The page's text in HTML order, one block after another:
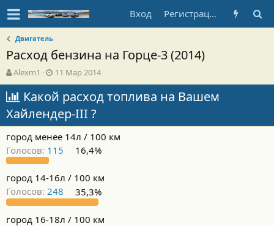
Вход Регистрация
Двигатель
Расход бензина на Горце-3 (2014)
А
в
т
о
р
т
е
м
ы
Alexm1
Д
а
т
а
н
а
ч
а
11 Мар 2014
Какой расход топлива на Вашем
Хайлендер-III ?
город менее 14л / 100 км
Голосов: 115 16,4%
город 14-16л / 100 км
Голосов: 248 35,3%
город 16-18л / 100 км